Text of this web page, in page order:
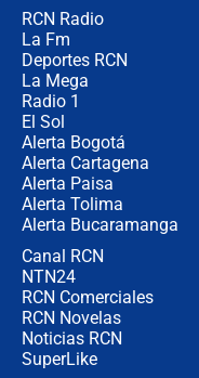
RCN Radio
La Fm
Deportes RCN
La Mega
Radio 1
El Sol
Alerta Bogotá
Alerta Cartagena
Alerta Paisa
Alerta Tolima
Alerta Bucaramanga
Canal RCN
NTN24
RCN Comerciales
RCN Novelas
Noticias RCN
SuperLike